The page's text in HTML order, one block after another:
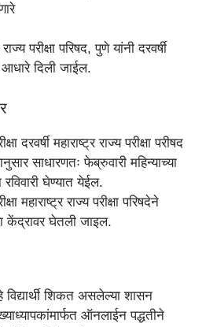
परीक्षा परिषद, पुणे यांनी दरवर्षी
आधारे दिली जाईल.
दरवर्षी महाराष्ट्र राज्य परीक्षा परीषद
साधारणतः फेब्रुवारी महिन्याच्या
घेण्यात येईल.
महाराष्ट्र राज्य परीक्षा परिषदेने
केंद्रावर घेतली जाइल.
विद्यार्थी शिकत असलेल्या शासन
ऑनलाईन पद्धतीने